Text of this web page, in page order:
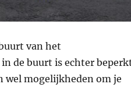
van het
in de buurt is echter
wel mogelijkheden om je